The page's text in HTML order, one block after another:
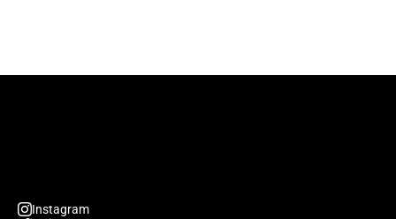
Instagram